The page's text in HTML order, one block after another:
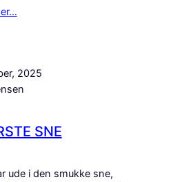
2025
SNE
ude i den smukke sne,